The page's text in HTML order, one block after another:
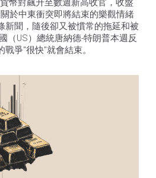
幣對飆升至數週新高收官，收盤
於中東衝突即將結束的樂觀情緒
新聞，隨後卻又被慣常的拖延和被
（US）總統唐納德-特朗普本週反
爭"很快"就會結束。